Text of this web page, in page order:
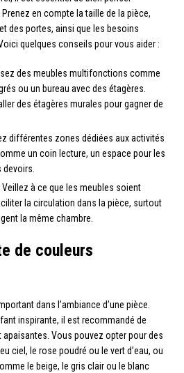
Prenez en compte la taille de la pièce,
des portes, ainsi que les besoins
quelques conseils pour vous aider :
des meubles multifonctions comme
ou un bureau avec des étagères.
des étagères murales pour gagner de
différentes zones dédiées aux activités
un coin lecture, un espace pour les
devoirs.
Veillez à ce que les meubles soient
la circulation dans la pièce, surtout
la même chambre.
de couleurs
dans l’ambiance d’une pièce.
inspirante, il est recommandé de
Vous pouvez opter pour des
ciel, le rose poudré ou le vert d’eau, ou
le beige, le gris clair ou le blanc